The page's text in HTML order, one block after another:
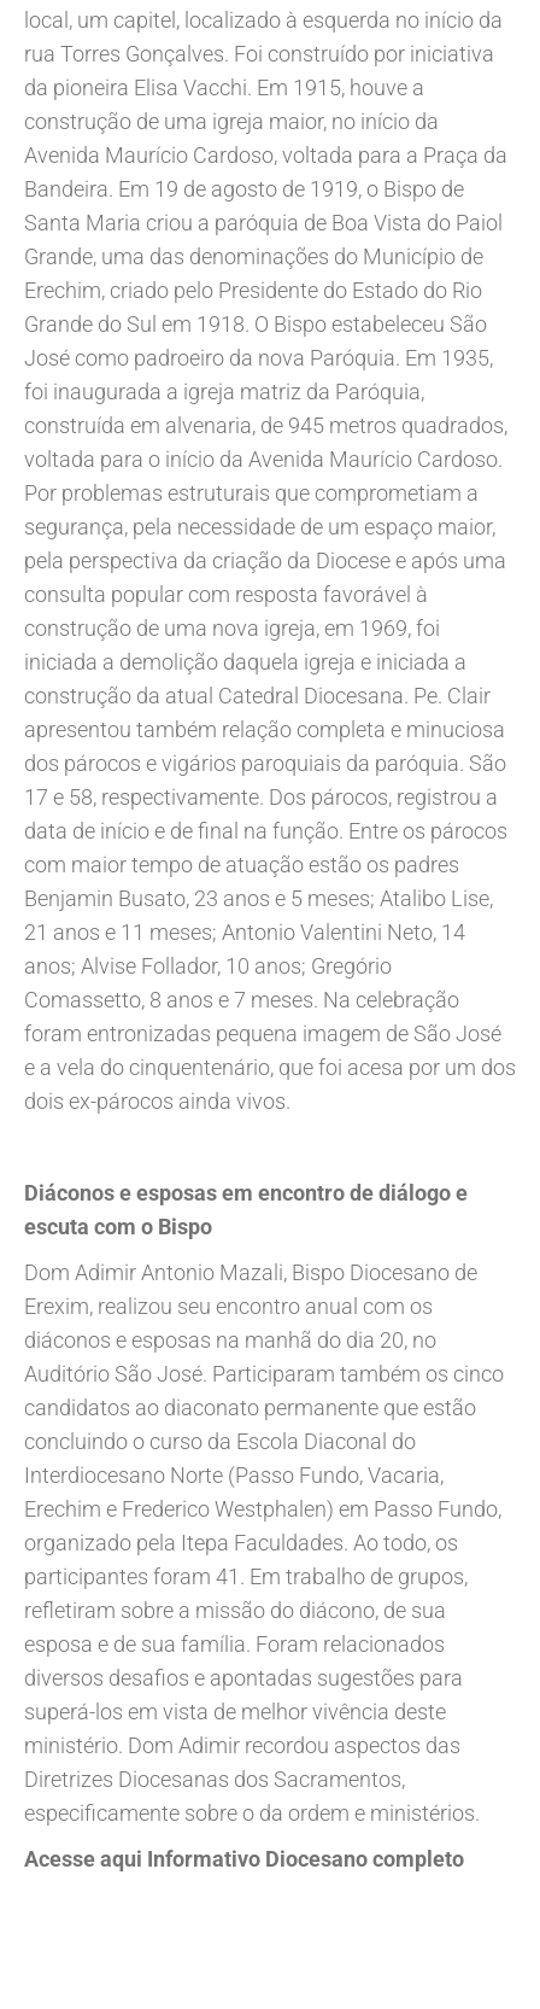
local, um capitel, localizado à esquerda no início da
rua Torres Gonçalves. Foi construído por iniciativa
da pioneira Elisa Vacchi. Em 1915, houve a
construção de uma igreja maior, no início da
Avenida Maurício Cardoso, voltada para a Praça da
Bandeira. Em 19 de agosto de 1919, o Bispo de
Santa Maria criou a paróquia de Boa Vista do Paiol
Grande, uma das denominações do Município de
Erechim, criado pelo Presidente do Estado do Rio
Grande do Sul em 1918. O Bispo estabeleceu São
José como padroeiro da nova Paróquia. Em 1935,
foi inaugurada a igreja matriz da Paróquia,
construída em alvenaria, de 945 metros quadrados,
voltada para o início da Avenida Maurício Cardoso.
Por problemas estruturais que comprometiam a
segurança, pela necessidade de um espaço maior,
pela perspectiva da criação da Diocese e após uma
consulta popular com resposta favorável à
construção de uma nova igreja, em 1969, foi
iniciada a demolição daquela igreja e iniciada a
construção da atual Catedral Diocesana. Pe. Clair
apresentou também relação completa e minuciosa
dos párocos e vigários paroquiais da paróquia. São
17 e 58, respectivamente. Dos párocos, registrou a
data de início e de final na função. Entre os párocos
com maior tempo de atuação estão os padres
Benjamin Busato, 23 anos e 5 meses; Atalibo Lise,
21 anos e 11 meses; Antonio Valentini Neto, 14
anos; Alvise Follador, 10 anos; Gregório
Comassetto, 8 anos e 7 meses. Na celebração
foram entronizadas pequena imagem de São José
e a vela do cinquentenário, que foi acesa por um dos
dois ex-párocos ainda vivos.
Diáconos e esposas em encontro de diálogo e
escuta com o Bispo
Dom Adimir Antonio Mazali, Bispo Diocesano de
Erexim, realizou seu encontro anual com os
diáconos e esposas na manhã do dia 20, no
Auditório São José. Participaram também os cinco
candidatos ao diaconato permanente que estão
concluindo o curso da Escola Diaconal do
Interdiocesano Norte (Passo Fundo, Vacaria,
Erechim e Frederico Westphalen) em Passo Fundo,
organizado pela Itepa Faculdades. Ao todo, os
participantes foram 41. Em trabalho de grupos,
refletiram sobre a missão do diácono, de sua
esposa e de sua família. Foram relacionados
diversos desafios e apontadas sugestões para
superá-los em vista de melhor vivência deste
ministério. Dom Adimir recordou aspectos das
Diretrizes Diocesanas dos Sacramentos,
especificamente sobre o da ordem e ministérios.
Acesse aqui Informativo Diocesano completo